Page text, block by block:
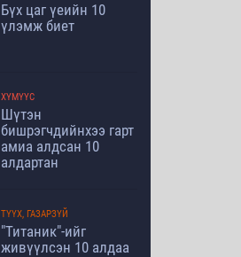
Бүх цаг үеийн 10
үлэмж биет
ХҮМҮҮС
Шүтэн
бишрэгчдийнхээ гарт
амиа алдсан 10
алдартан
ТҮҮХ, ГАЗАРЗҮЙ
"Титаник"-ийг
живүүлсэн 10 алдаа